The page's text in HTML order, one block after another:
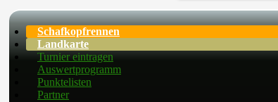
Schafkopfrennen
Landkarte
Turnier eintragen
Auswertprogramm
Punktelisten
Partner